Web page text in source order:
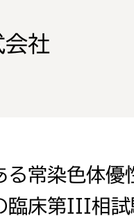
会社
る常染色体
臨床第III相